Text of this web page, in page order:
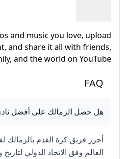
and music you love, upload
and share it all with friends,
and the world on YouTube.
FAQ
هل حصل الزمالك على أفضل
أحرز فريق كرة القدم بالزمالك
العالم وفق الاتحاد الدولي